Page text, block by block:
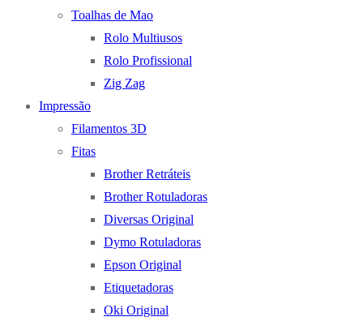
Toalhas de Mao
Rolo Multiusos
Rolo Profissional
Zig Zag
Impressão
Filamentos 3D
Fitas
Brother Retráteis
Brother Rotuladoras
Diversas Original
Dymo Rotuladoras
Epson Original
Etiquetadoras
Oki Original